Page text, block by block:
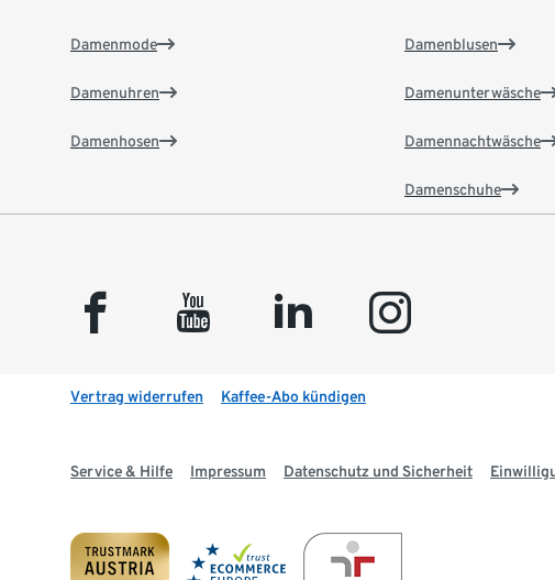
Damenmode
Damenuhren
Damenhosen
Damenblusen
Damenunterwäsche
Damennachtwäsche
Damenschuhe
facebook youtube linkedin instagram
Vertrag widerrufen Kaffee-Abo kündigen
Service & Hilfe Impressum Datenschutz und Sicherheit